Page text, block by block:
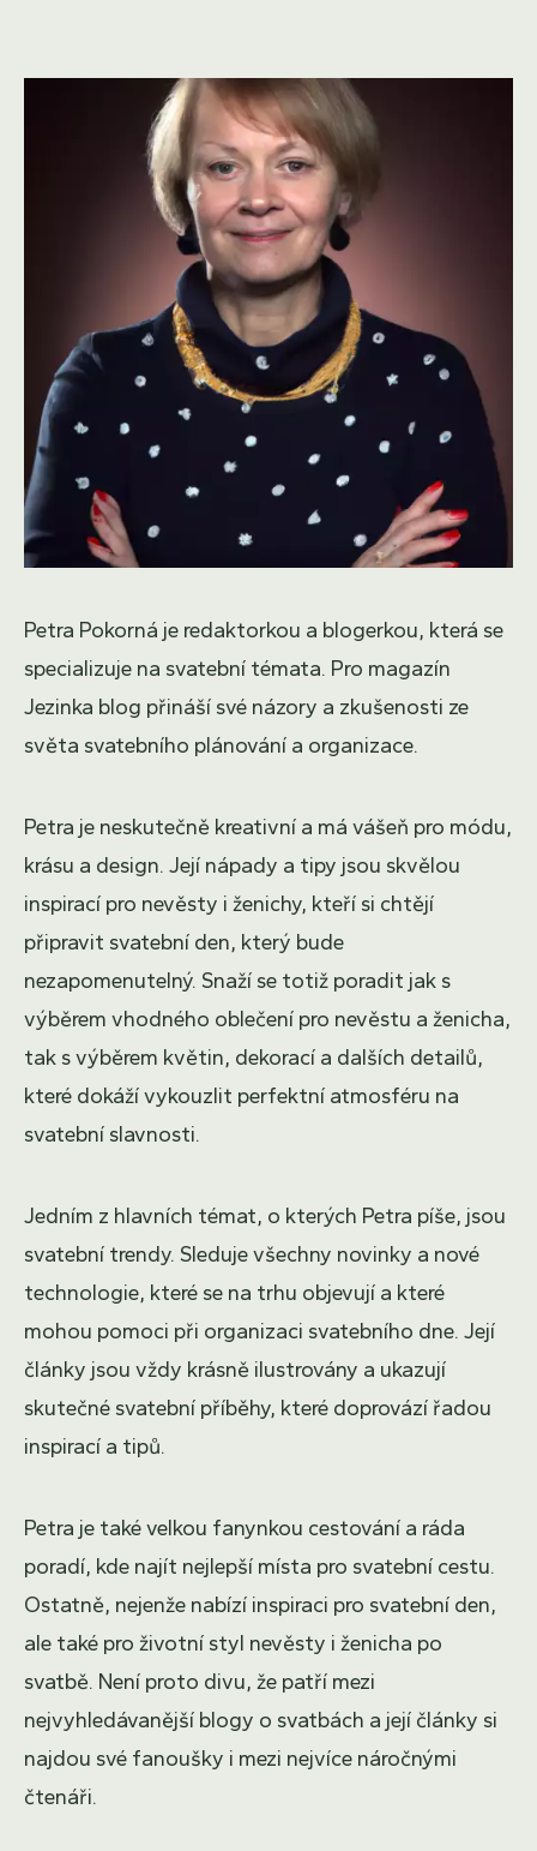
Petra Pokorná je redaktorkou a blogerkou, která se
specializuje na svatební témata. Pro magazín
Jezinka blog přináší své názory a zkušenosti ze
světa svatebního plánování a organizace.
Petra je neskutečně kreativní a má vášeň pro módu,
krásu a design. Její nápady a tipy jsou skvělou
inspirací pro nevěsty i ženichy, kteří si chtějí
připravit svatební den, který bude
nezapomenutelný. Snaží se totiž poradit jak s
výběrem vhodného oblečení pro nevěstu a ženicha,
tak s výběrem květin, dekorací a dalších detailů,
které dokáží vykouzlit perfektní atmosféru na
svatební slavnosti.
Jedním z hlavních témat, o kterých Petra píše, jsou
svatební trendy. Sleduje všechny novinky a nové
technologie, které se na trhu objevují a které
mohou pomoci při organizaci svatebního dne. Její
články jsou vždy krásně ilustrovány a ukazují
skutečné svatební příběhy, které doprovází řadou
inspirací a tipů.
Petra je také velkou fanynkou cestování a ráda
poradí, kde najít nejlepší místa pro svatební cestu.
Ostatně, nejenže nabízí inspiraci pro svatební den,
ale také pro životní styl nevěsty i ženicha po
svatbě. Není proto divu, že patří mezi
nejvyhledávanější blogy o svatbách a její články si
najdou své fanoušky i mezi nejvíce náročnými
čtenáři.